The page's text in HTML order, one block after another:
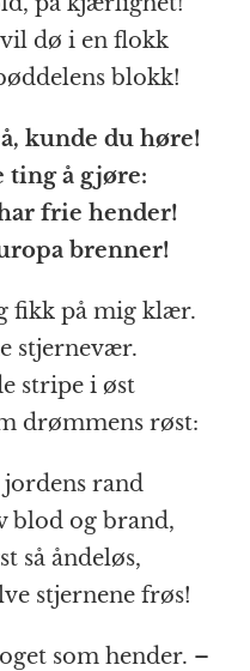
dø i en flokk
blokk!
kunde du høre!
ting å gjøre:
frie hender!
brenner!
fikk på mig klær.
stjernevær.
stripe i øst
drømmens røst:
rand
blod og brand,
så åndeløs,
stjernene frøs!
som hender. –